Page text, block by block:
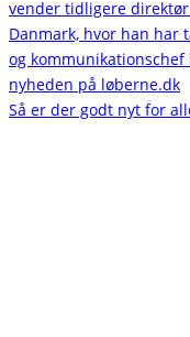
Så er der godt nyt for